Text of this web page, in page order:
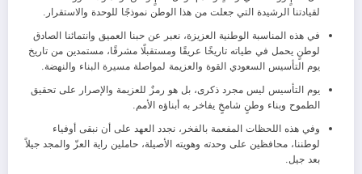
لقيادتنا الرشيدة التي جعلت من هذا الوطن نموذجًا للوحدة والاستقرار.
في هذه المناسبة الوطنية العزيزة، نعبر عن حبنا العميق وانتمائنا الصادق
لوطنٍ يحمل في طياته تاريخًا عريقًا ومستقبلًا مشرقًا، مستمدين من تاريخ
يوم التأسيس السعودي القوة والعزيمة لمواصلة مسيرة البناء والنهضة.
يوم التأسيس ليس مجرد ذكرى، بل هو رمزٌ للعزيمة والإصرار على تحقيق
الطموح وبناء وطنٍ شامخٍ يفاخر به أبناؤه الأمم.
وفي هذه اللحظات المفعمة بالفخر، نجدد العهد على أن نبقى أوفياء
لوطننا، محافظين على وحدته وهويته الأصيلة، حاملين راية العزّ والمجد جيلاً
بعد جيل.